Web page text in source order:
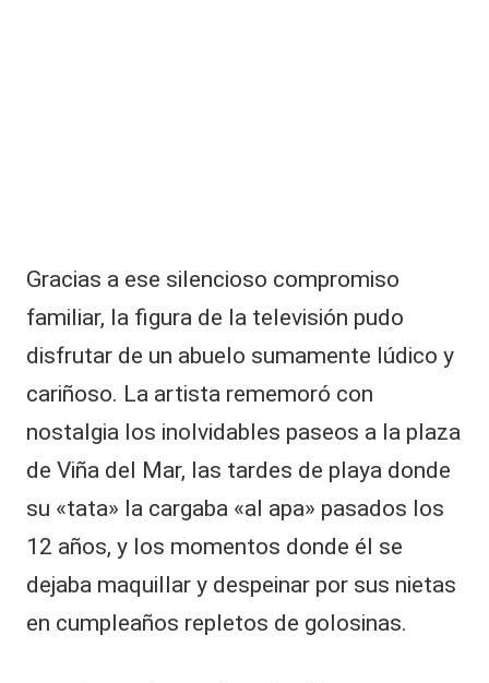
Gracias a ese silencioso compromiso
familiar, la figura de la televisión pudo
disfrutar de un abuelo sumamente lúdico y
cariñoso. La artista rememoró con
nostalgia los inolvidables paseos a la plaza
de Viña del Mar, las tardes de playa donde
su «tata» la cargaba «al apa» pasados los
12 años, y los momentos donde él se
dejaba maquillar y despeinar por sus nietas
en cumpleaños repletos de golosinas.